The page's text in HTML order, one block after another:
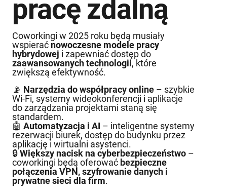
pracę zdalną
Coworkingi w 2025 roku będą musiały
wspierać nowoczesne modele pracy
hybrydowej i zapewniać dostęp do
zaawansowanych technologii, które
zwiększą efektywność.
📡 Narzędzia do współpracy online – szybkie
Wi-Fi, systemy wideokonferencji i aplikacje
do zarządzania projektami staną się
standardem.
🤖 Automatyzacja i AI – inteligentne systemy
rezerwacji biurek, dostęp do budynku przez
aplikację i wirtualni asystenci.
🔒Większy nacisk na cyberbezpieczeństwo –
coworkingi będą oferować bezpieczne
połączenia VPN, szyfrowanie danych i
prywatne sieci dla firm.